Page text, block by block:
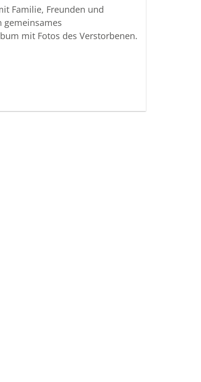
Bestattungen GmbH
Familie, Freunden und
gemeinsames
mit Fotos des Verstorbenen.